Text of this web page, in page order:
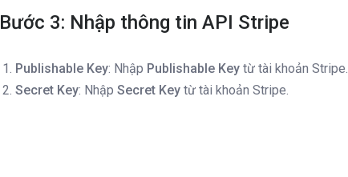
Bước 3: Nhập thông tin API Stripe
Publishable Key: Nhập Publishable Key từ tài khoản Stripe.
Secret Key: NhậpSecret Key từ tài khoản Stripe.